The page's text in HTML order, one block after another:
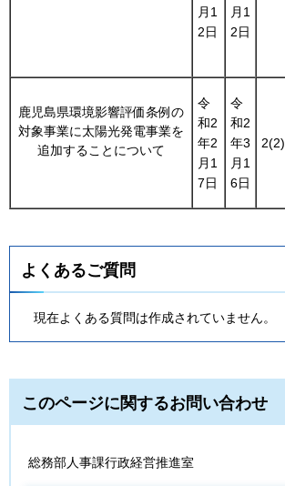
月1
2日
月1
2日
鹿児島県環境影響評価条例の
対象事業に太陽光発電事業を
追加することについて
令
和2
年2
月1
7日
令
和2
年3
月1
6日
2(2)
よくあるご質問
現在よくある質問は作成されていません。
このページに関するお問い合わせ
総務部人事課行政経営推進室